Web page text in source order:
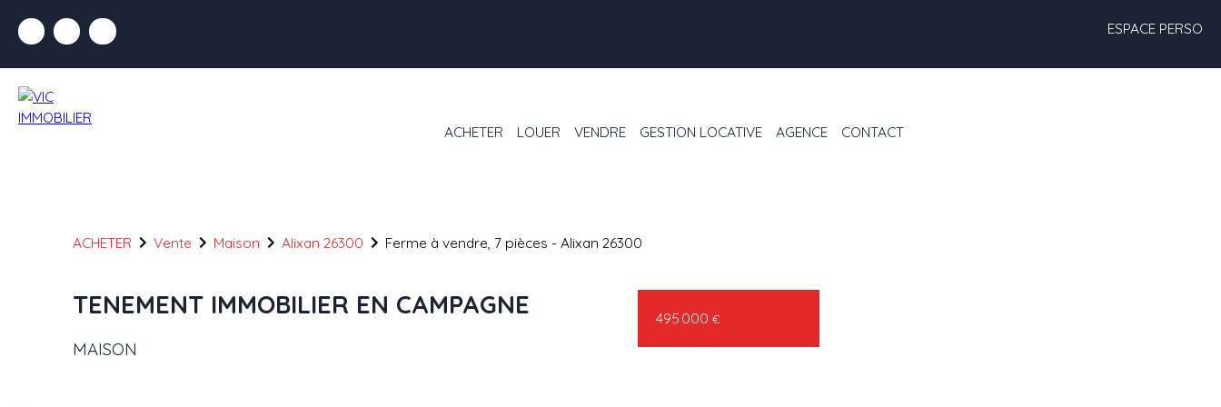
ESPACE PERSO
ACHETER LOUER VENDRE GESTION LOCATIVE AGENCE CONTACT
ACHETER Vente Maison Alixan 26300 Ferme à vendre, 7 pièces - Alixan 26300
TENEMENT IMMOBILIER EN CAMPAGNE
MAISON
495 000 €